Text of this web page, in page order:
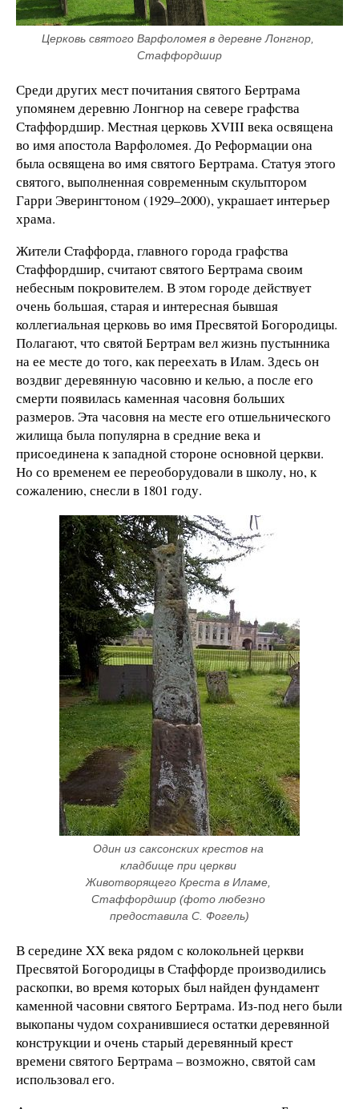
Церковь святого Варфоломея в деревне Лонгнор,
Стаффордшир
Среди других мест почитания святого Бертрама
упомянем деревню Лонгнор на севере графства
Стаффордшир. Местная церковь XVIII века освящена
во имя апостола Варфоломея. До Реформации она
была освящена во имя святого Бертрама. Статуя этого
святого, выполненная современным скульптором
Гарри Эверингтоном (1929–2000), украшает интерьер
храма.
Жители Стаффорда, главного города графства
Стаффордшир, считают святого Бертрама своим
небесным покровителем. В этом городе действует
очень большая, старая и интересная бывшая
коллегиальная церковь во имя Пресвятой Богородицы.
Полагают, что святой Бертрам вел жизнь пустынника
на ее месте до того, как переехать в Илам. Здесь он
воздвиг деревянную часовню и келью, а после его
смерти появилась каменная часовня больших
размеров. Эта часовня на месте его отшельнического
жилища была популярна в средние века и
присоединена к западной стороне основной церкви.
Но со временем ее переоборудовали в школу, но, к
сожалению, снесли в 1801 году.
Один из саксонских крестов на
кладбище при церкви
Животворящего Креста в Иламе,
Стаффордшир (фото любезно
предоставила С. Фогель)
В середине XX века рядом с колокольней церкви
Пресвятой Богородицы в Стаффорде производились
раскопки, во время которых был найден фундамент
каменной часовни святого Бертрама. Из-под него были
выкопаны чудом сохранившиеся остатки деревянной
конструкции и очень старый деревянный крест
времени святого Бертрама – возможно, святой сам
использовал его.